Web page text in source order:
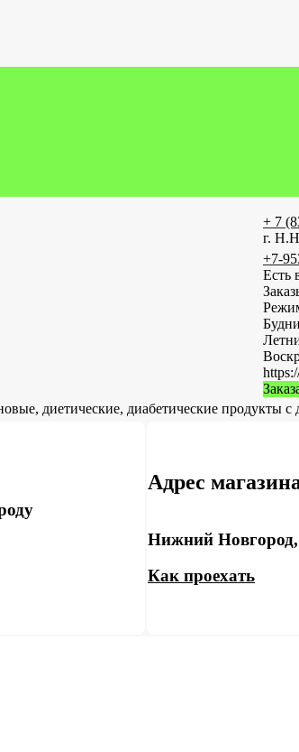
+ 7
г.
+7-
Есть
диетические, диабетические продукты с
Адрес
Нижний
Как проехать